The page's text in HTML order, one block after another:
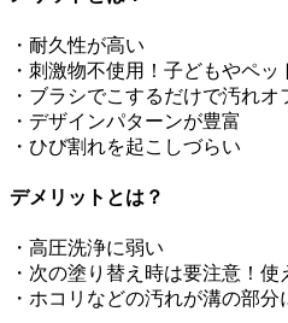
・耐久性が高い
・刺激物不使用！子どもやペッ
・ブラシでこするだけで汚れ
・デザインパターンが豊富
・ひび割れを起こしづらい
デメリットとは？
・高圧洗浄に弱い
・次の塗り替え時は要注意！
・ホコリなどの汚れが溝の部分